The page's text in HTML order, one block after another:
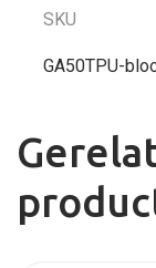
SKU
GA50TPU-